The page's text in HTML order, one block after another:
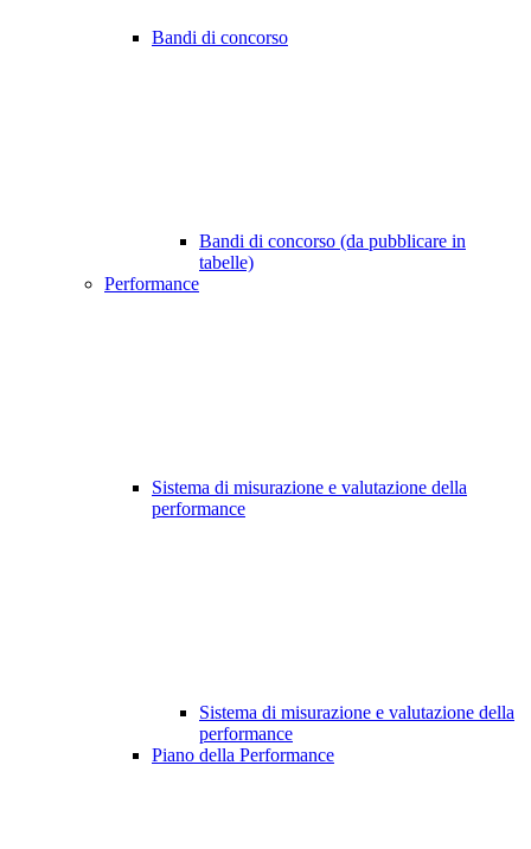
Bandi di concorso
Bandi di concorso (da pubblicare in
tabelle)
Performance
Sistema di misurazione e valutazione della
performance
Sistema di misurazione e valutazione della
performance
Piano della Performance